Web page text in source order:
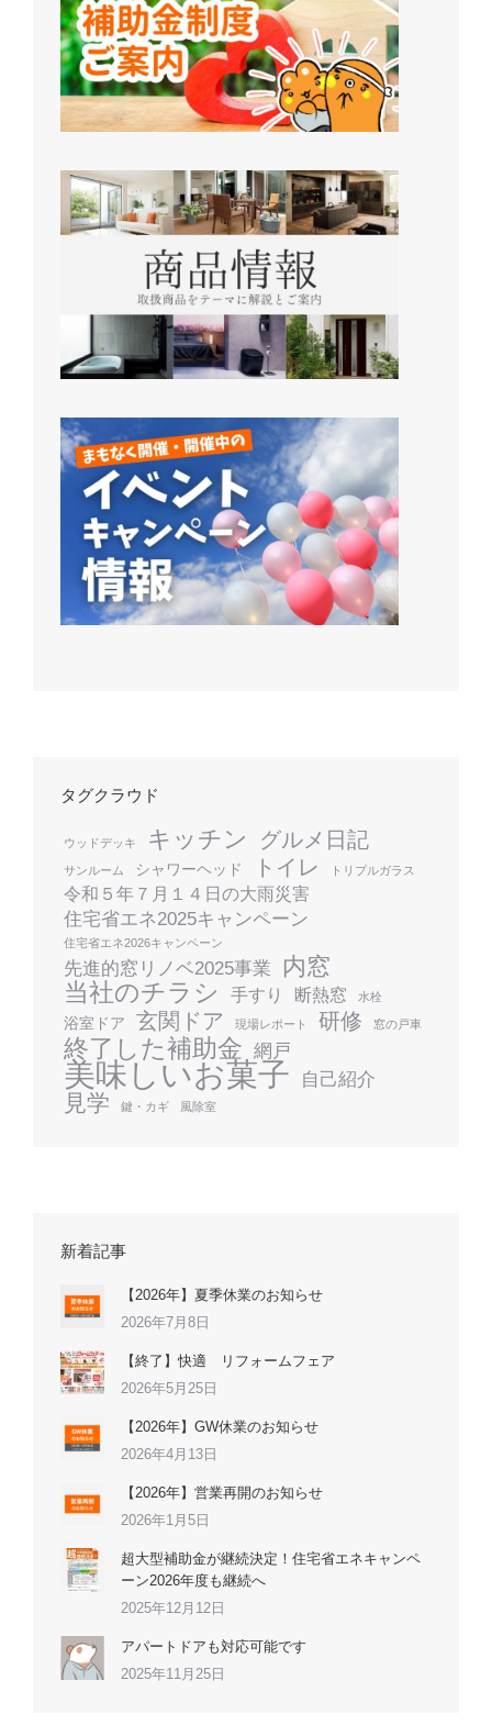
タグクラウド
ウッドデッキ キッチン グルメ日記
サンルーム シャワーヘッド トイレ トリプルガラス
令和５年７月１４日の大雨災害
住宅省エネ2025キャンペーン
住宅省エネ2026キャンペーン
先進的窓リノベ2025事業 内窓
当社のチラシ 手すり 断熱窓 水栓
浴室ドア 玄関ドア 現場レポート 研修 窓の戸車
終了した補助金 網戸
美味しいお菓子 自己紹介
見学 鍵・カギ 風除室
新着記事
【2026年】夏季休業のお知らせ
2026年7月8日
【終了】快適 リフォームフェア
2026年5月25日
【2026年】GW休業のお知らせ
2026年4月13日
【2026年】営業再開のお知らせ
2026年1月5日
超大型補助金が継続決定！住宅省エネキャンペ
ーン2026年度も継続へ
2025年12月12日
アパートドアも対応可能です
2025年11月25日